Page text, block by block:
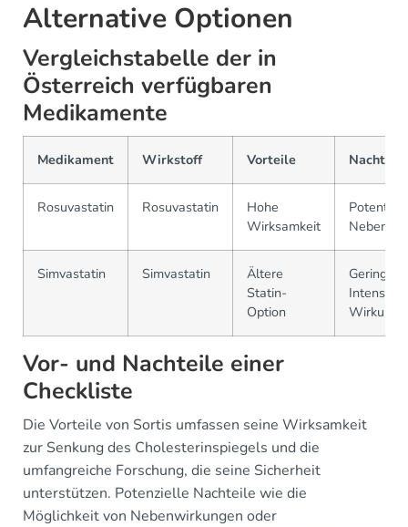
Alternative Optionen
Vergleichstabelle der in
Österreich verfügbaren
Medikamente
Medikament Wirkstoff Vorteile Nachteile
Rosuvastatin Rosuvastatin
Hohe
Wirksamkeit
Simvastatin Simvastatin
Ältere
Statin-
Option
Geringere
Intensität
Wirkung
Vor- und Nachteile einer
Checkliste
Die Vorteile von Sortis umfassen seine Wirksamkeit
zur Senkung des Cholesterinspiegels und die
umfangreiche Forschung, die seine Sicherheit
unterstützen. Potenzielle Nachteile wie die
Möglichkeit von Nebenwirkungen oder